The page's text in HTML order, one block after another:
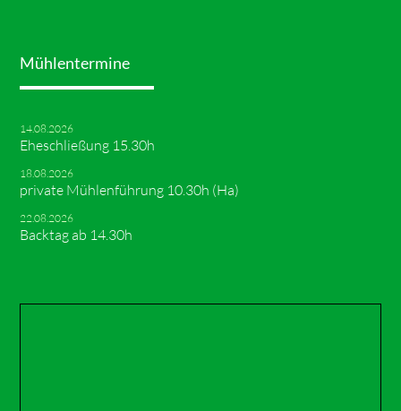
Mühlentermine
14.08.2026
Eheschließung 15.30h
18.08.2026
private Mühlenführung 10.30h (Ha)
22.08.2026
Backtag ab 14.30h